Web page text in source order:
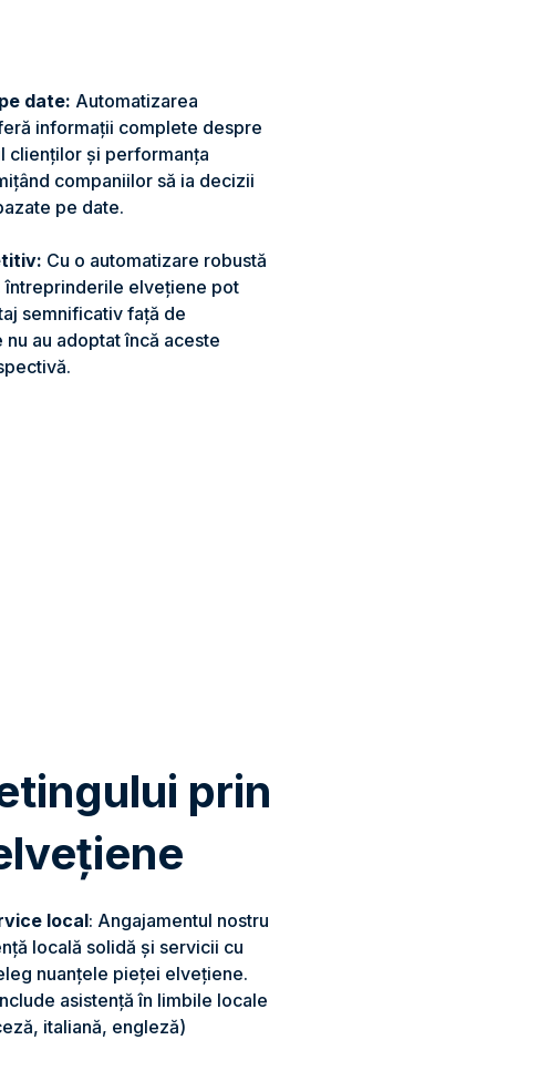
date: Automatizarea
informații complete despre
clienților și performanța
companiilor să ia decizii
pe date.
Cu o automatizare robustă
întreprinderile elvețiene pot
semnificativ față de
au adoptat încă aceste
prin
local: Angajamentul nostru
locală solidă și servicii cu
nuanțele pieței elvețiene.
asistență în limbile locale
italiană, engleză)